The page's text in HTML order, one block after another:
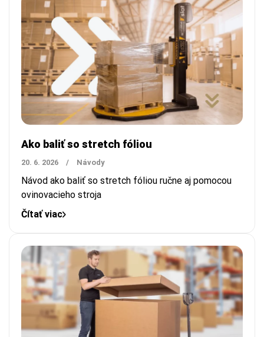
Ako baliť so stretch fóliou
20. 6. 2026 / Návody
Návod ako baliť so stretch fóliou ručne aj pomocou
ovinovacieho stroja
Čítať viac